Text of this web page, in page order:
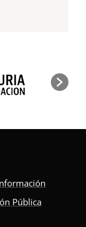
Pública